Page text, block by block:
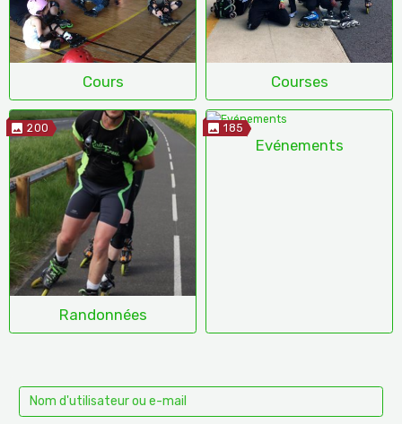
Cours Courses
200
Randonnées
185
Evénements